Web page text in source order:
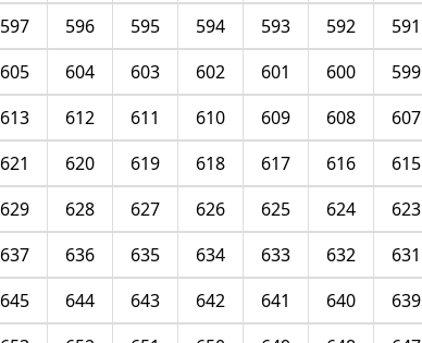
591
592
593
594
595
596
597
599
600
601
602
603
604
605
607
608
609
610
611
612
613
615
616
617
618
619
620
621
623
624
625
626
627
628
629
631
632
633
634
635
636
637
639
640
641
642
643
644
645